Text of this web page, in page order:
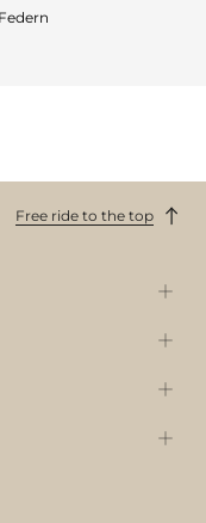
Free ride to the top